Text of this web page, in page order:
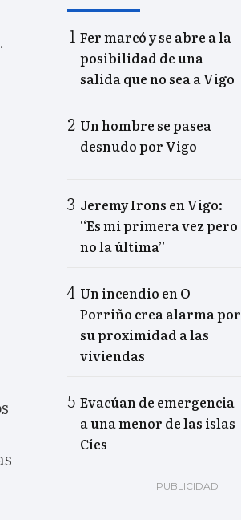
Fer marcó y se abre a la
posibilidad de una
salida que no sea a Vigo
Un hombre se pasea
desnudo por Vigo
Jeremy Irons en Vigo:
“Es mi primera vez pero
no la última”
Un incendio en O
Porriño crea alarma por
su proximidad a las
viviendas
Evacúan de emergencia
a una menor de las islas
Cíes